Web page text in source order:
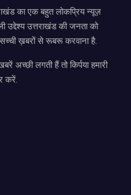
का एक बहुत लोकप्रिय न्यूज़
उद्देश्य उत्तराखंड की जनता को
ख़बरों से रूबरू करवाना है.
अच्छी लगती हैं तो किर्पया हमारी
करें.